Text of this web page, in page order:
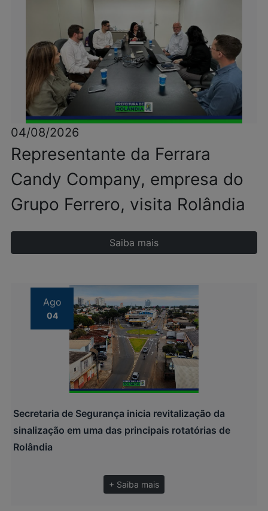
04/08/2026
Representante da Ferrara
Candy Company, empresa do
Grupo Ferrero, visita Rolândia
Saiba mais
Ago
04
Secretaria de Segurança inicia revitalização da
sinalização em uma das principais rotatórias de
Rolândia
+ Saiba mais